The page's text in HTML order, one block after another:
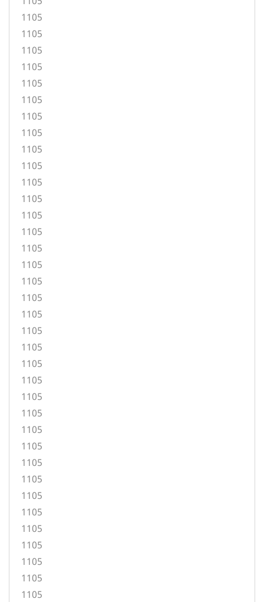
1105
1105
1105
1105
1105
1105
1105
1105
1105
1105
1105
1105
1105
1105
1105
1105
1105
1105
1105
1105
1105
1105
1105
1105
1105
1105
1105
1105
1105
1105
1105
1105
1105
1105
1105
1105